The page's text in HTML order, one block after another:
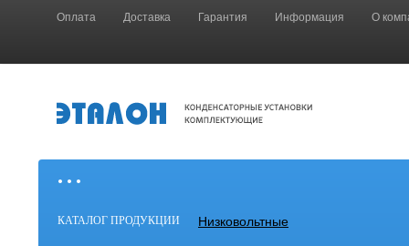
Оплата Доставка Гарантия Информация О
• • •
КАТАЛОГ ПРОДУКЦИИ Низковольтные